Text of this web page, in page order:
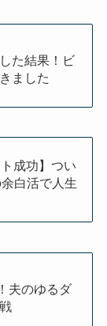
た結果！ビ
ました
成功】つい
白活で人生
夫のゆるダ